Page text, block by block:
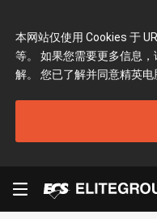
本网站仅使用 Cookies 于
等。 如果您需要更多信息
解。 您已了解并同意精英